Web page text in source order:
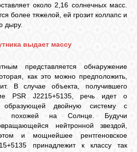
около 2,16 солнечных масс.
более тяжелой, ей грозит коллапс и
дыру.
выдает массу
представляется обнаружение
как это можно предположить,
В случае объекта, получившего
PSR J2215+5135, речь идет о
образующей двойную систему с
похожей на Солнце. Будучи
нейтронной звездой,
и мощнейшее рентгеновское
принадлежит к классу так